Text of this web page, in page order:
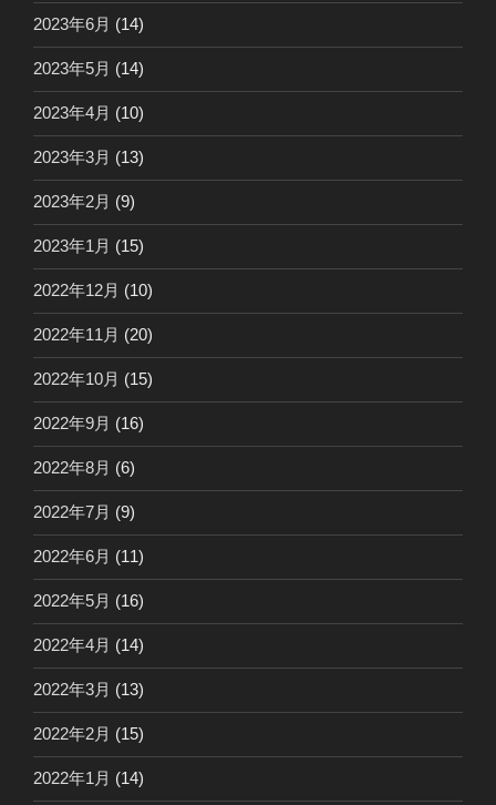
2023年6月 (14)
2023年5月 (14)
2023年4月 (10)
2023年3月 (13)
2023年2月 (9)
2023年1月 (15)
2022年12月 (10)
2022年11月 (20)
2022年10月 (15)
2022年9月 (16)
2022年8月 (6)
2022年7月 (9)
2022年6月 (11)
2022年5月 (16)
2022年4月 (14)
2022年3月 (13)
2022年2月 (15)
2022年1月 (14)